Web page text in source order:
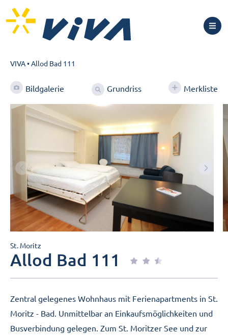
VIVA•Allod Bad 111
Bildgalerie Grundriss Merkliste
St. Moritz
Allod Bad 111
Zentral gelegenes Wohnhaus mit Ferienapartments in St.
Moritz - Bad. Unmittelbar an Einkaufsmöglichkeiten und
Busverbindung gelegen. Zum St. Moritzer See und zur